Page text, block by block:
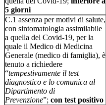
5 giorni
C.1 assenza per motivi di salute,
con sintomatologia assimilabile
a quella del Covid-19, per la
quale il Medico di Medicina
Generale (medico di famiglia), è
tenuto a richiedere
“tempestivamente il test
diagnostico e lo comunica al
Dipartimento di
Prevenzione”; con test positivo